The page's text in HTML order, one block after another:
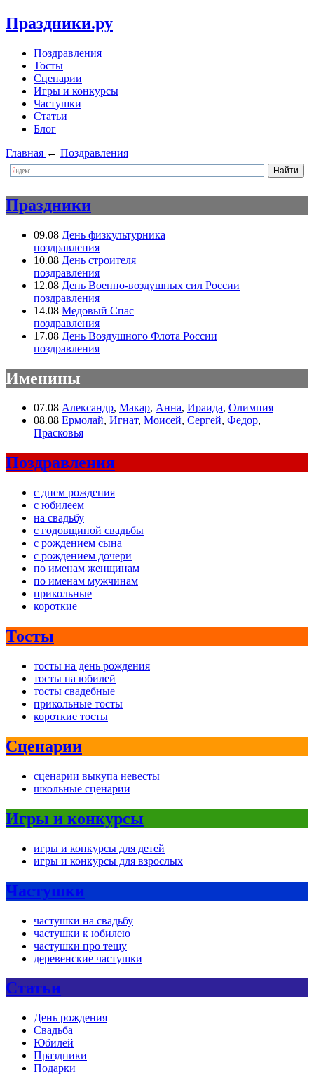
Праздники.ру
Поздравления
Тосты
Сценарии
Игры и конкурсы
Частушки
Статьи
Блог
Главная ← Поздравления
Праздники
09.08 День физкультурника
поздравления
10.08 День строителя
поздравления
12.08 День Военно-воздушных сил России
поздравления
14.08 Медовый Спас
поздравления
17.08 День Воздушного Флота России
поздравления
Именины
07.08 Александр, Макар, Анна, Ираида, Олимпия
08.08 Ермолай, Игнат, Моисей, Сергей, Федор,
Прасковья
Поздравления
с днем рождения
с юбилеем
на свадьбу
с годовщиной свадьбы
с рождением сына
с рождением дочери
по именам женщинам
по именам мужчинам
прикольные
короткие
Тосты
тосты на день рождения
тосты на юбилей
тосты свадебные
прикольные тосты
короткие тосты
Сценарии
сценарии выкупа невесты
школьные сценарии
Игры и конкурсы
игры и конкурсы для детей
игры и конкурсы для взрослых
Частушки
частушки на свадьбу
частушки к юбилею
частушки про тещу
деревенские частушки
Статьи
День рождения
Свадьба
Юбилей
Праздники
Подарки